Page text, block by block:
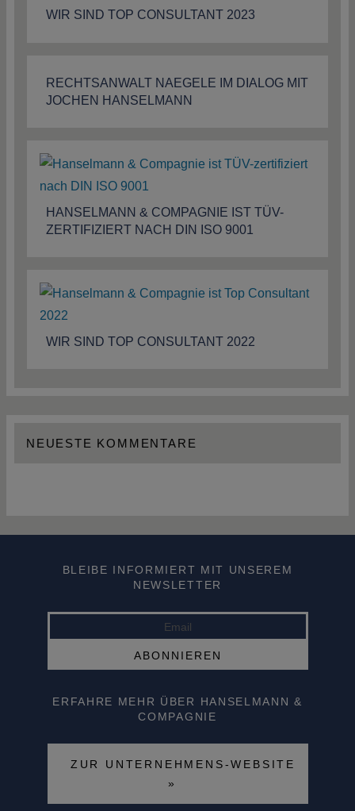
WIR SIND TOP CONSULTANT 2023
RECHTSANWALT NAEGELE IM DIALOG MIT
JOCHEN HANSELMANN
HANSELMANN & COMPAGNIE IST TÜV-
ZERTIFIZIERT NACH DIN ISO 9001
WIR SIND TOP CONSULTANT 2022
NEUESTE KOMMENTARE
BLEIBE INFORMIERT MIT UNSEREM
NEWSLETTER
ERFAHRE MEHR ÜBER HANSELMANN &
COMPAGNIE
ZUR UNTERNEHMENS-WEBSITE
»